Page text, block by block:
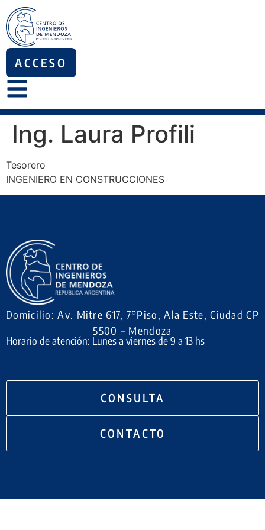
ACCESO
Ing. Laura Profili
Tesorero
INGENIERO EN CONSTRUCCIONES
Domicilio: Av. Mitre 617, 7°Piso, Ala Este, Ciudad CP
5500 – Mendoza
Horario de atención: Lunes a viernes de 9 a 13 hs
CONSULTA
CONTACTO